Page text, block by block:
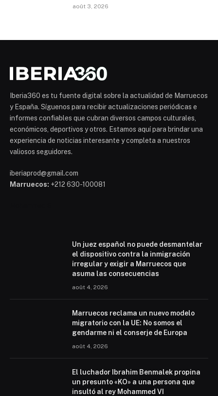
août 3, 2026
Iberia360 es tu fuente digital sobre la actualidad de Marruecos
y España. Síguenos para recibir actualizaciones periódicas e
informes confiables que cubran diversos campos culturales,
económicos, deportivos y otros. Estamos aquí para brindar una
experiencia de noticias interesante y completa a nuestros
valiosos seguidores.
iberiaprod@gmail.com
Marruecos: +212 630-100081
Un juez español no puede desmantelar
el dispositivo contra la inmigración
irregular y exigir a Marruecos que
asuma las consecuencias
août 4, 2026
Marruecos reclama un nuevo modelo
migratorio con la UE: No somos el
gendarme ni el conserje de Europa
août 4, 2026
El luchador Ibrahim Benmalek propina
un presunto «KO» a una persona que
insultó al rey Mohammed VI